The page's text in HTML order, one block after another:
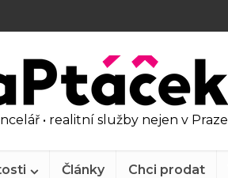
• realitní služby nejen v Praze
Články Chci prodat